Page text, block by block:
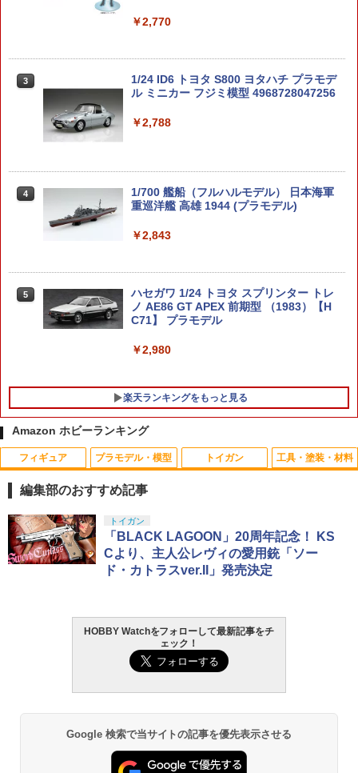
￥2,770
3
1/24 ID6 トヨタ S800 ヨタハチ プラモデ
ル ミニカー フジミ模型 4968728047256
￥2,788
4
1/700 艦船（フルハルモデル） 日本海軍
重巡洋艦 高雄 1944 (プラモデル)
￥2,843
5
ハセガワ 1/24 トヨタ スプリンター トレ
ノ AE86 GT APEX 前期型 （1983）【H
C71】 プラモデル
￥2,980
楽天ランキングをもっと見る
1
SESAME STREET MARKET ぬいぐるみ
L エルモ セサミストリートマーケット
インテリア・生活雑貨 おもちゃ・ゲー
￥9,680
3】 (フィギュア)
￥9,758
3
【中古】 バンダイスピリッツ S.H.Figua
【A´】 未開封品/箱少し傷みあり
￥11,000
1
Maple Leaf EVO3 Hop-Up パッキン/テ
ンショナーセット 硬度80 (KSC/KWA M4
GBB対応) 【メール便(ネコポス)可】
￥2,510
￥891
【エントリー最大10倍＆5％クーポン】
BB
￥2,970
1
ABCホビー 【再生産】ABC LEDライト
LED 赤色 （5mm×2個）【62683】 ラジ
コンパーツ
￥468
￥468
コンパーツ
￥468
Amazon ホビーランキング
フィギュア
1
TAMASHII NATIONS S.H.フィギュアー
ツ（真骨彫製法） 仮面ライダーBLACK
RX 約150mm PVC&ABS&布製 塗装済み
可動フィギュア
TAMASHII NATIONS DX超合金 超時空要
塞マクロス VF-1S バルキリー ロイ・フ
0mm ABS&ダイキャスト&PVC製 塗装済
￥24,750
プラモデル・模型
1
マックスファクトリー PLAMATEA MX
ちゃん 組み立て式プラモデル ノンスケ
ール 全高約160mm
￥10,094
BANDAI SPIRITS(バンダイ スピリッツ)
HG 機動新世紀ガンダムX ガンダムレオ
パルド 1/144スケール 色分け済みプラモ
BANDAI SPIRITS(バンダイ スピリッツ)
トイガン
1
東京マルイ(TOKYO MARUI) No.25 コル
ト ガバメント HG 18歳以上エアーHOP
ハンドガン
￥3,384
東京マルイ (TOKYO MARUI) ガスブロー
バックマシンガン No.14 20式 5.56mm
小銃 18歳以上 ガスブローバック
￥220,000
東京マルイ(TOKYO MARUI) No.21 H&K
USP HG 18歳以上エアーHOPハンドガン
工具・塗装・材料
1
タミヤ クラフトツールシリーズ No.123
先細薄刃ニッパー (ゲートカット用) プラ
モデル用工具 74123
￥2,674
LOCTITE(ロックタイト) シールはがし
プレミアム 220ml
タミヤ(TAMIYA) メイクアップ材シリー
ズ No.3 タミヤセメント(角びん) 40ml 模
編集部のおすすめ記事
トイガン
「BLACK LAGOON」20周年記念！ KS
Cより、主人公レヴィの愛用銃「ソー
ド・カトラスver.II」発売決定
HOBBY Watchをフォローして最新記事をチ
ェック！
Google 検索で当サイトの記事を優先表示させる